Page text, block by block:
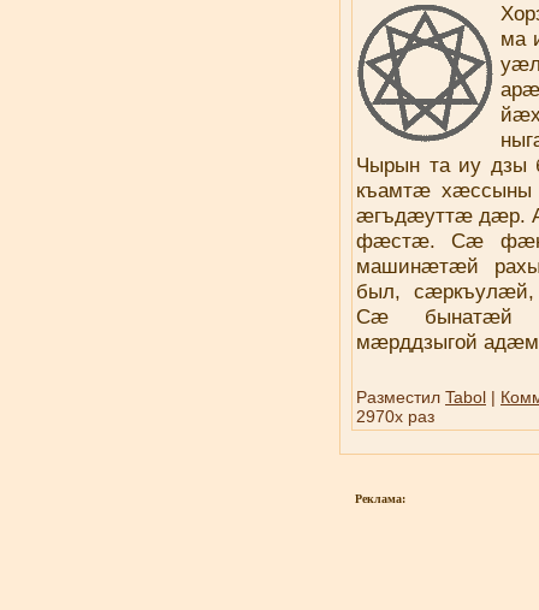
ма
Чырын та иу дзы
къамтæ
æгъдæуттæ дæр.
фæстæ. Сæ
машинæтæй
был,
Сæ бынатæй
мæрддзыгой
Разместил Tabol |
2970x раз
Реклама: